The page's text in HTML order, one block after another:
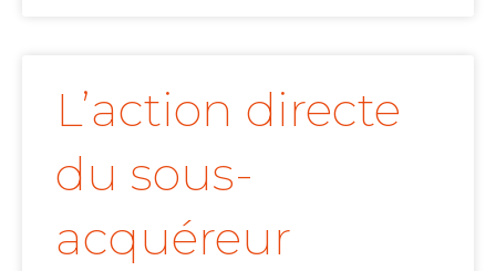
L’action directe
du sous-
acquéreur